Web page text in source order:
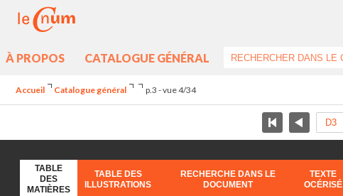
À PROPOS CATALOGUE GÉNÉRAL
Accueil Catalogue général p.3 - vue 4/34
TABLE
DES
MATIÈRES
TABLE DES
ILLUSTRATIONS
RECHERCHE DANS LE
DOCUMENT
TEXTE
OCÉRISÉ